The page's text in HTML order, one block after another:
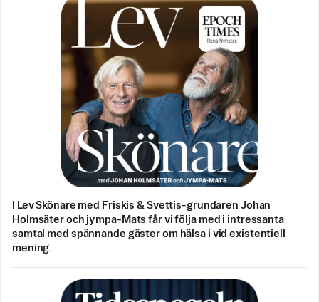
I Lev Skönare med Friskis & Svettis-grundaren Johan
Holmsäter och jympa-Mats får vi följa med i intressanta
samtal med spännande gäster om hälsa i vid existentiell
mening.